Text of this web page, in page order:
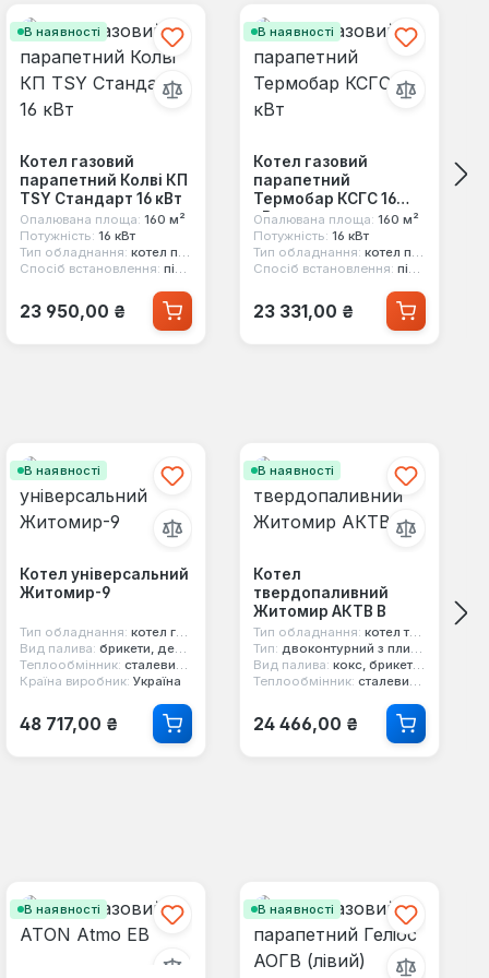
В наявності
Котел газовий
парапетний Колві КП
TSY Стандарт 16 кВт
Опалювана площа: 160 м²
Потужність: 16 кВт
Тип обладнання: котел парапетний
Спосіб встановлення: підлоговий
Звичайна ціна:
23 950,00 ₴
В наявності
Котел газовий
парапетний
Термобар КСГС 16
кВт
Опалювана площа: 160 м²
Потужність: 16 кВт
Тип обладнання: котел парапетний
Спосіб встановлення: підлоговий
Звичайна ціна:
23 331,00 ₴
В наявності
Котел універсальний
Житомир-9
Тип обладнання: котел газо-твердопаливний
Вид палива: брикети, дерево, вугілля, природний газ
Теплообмінник: сталевий 3 мм
Країна виробник: Україна
Звичайна ціна:
48 717,00 ₴
В наявності
Котел
твердопаливний
Житомир АКТВ В
Тип обладнання: котел твердопаливний
Тип: двоконтурний з плитою
Вид палива: кокс, брикети, дерево, вугілля
Теплообмінник: сталевий 3 мм
Звичайна ціна:
24 466,00 ₴
В наявності В наявності